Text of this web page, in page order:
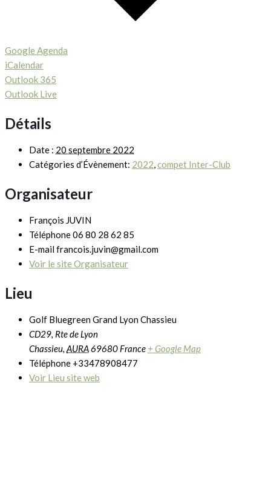
Google Agenda
iCalendar
Outlook 365
Outlook Live
Détails
Date : 20 septembre 2022
Catégories d’Évènement: 2022,compet Inter-Club
Organisateur
François JUVIN
Téléphone06 80 28 62 85
E-mailfrancois.juvin@gmail.com
Voir le site Organisateur
Lieu
Golf Bluegreen Grand Lyon Chassieu
CD29, Rte de Lyon
Chassieu, AURA69680 France + Google Map
Téléphone +33478908477
Voir Lieu site web